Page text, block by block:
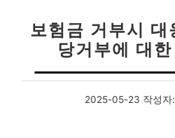
보험금 거부시
당거부에 대
2025-05-23 작성자: